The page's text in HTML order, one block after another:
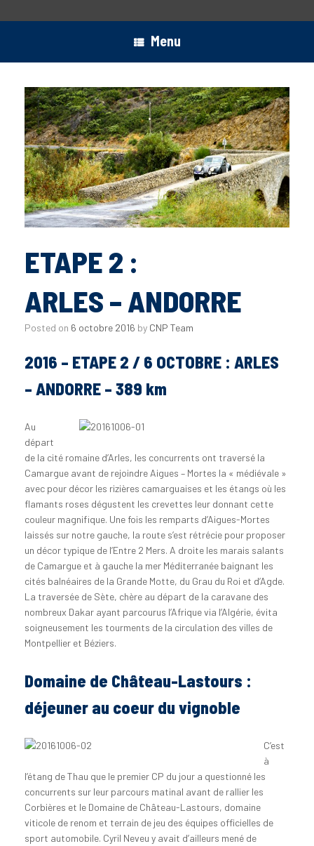
Menu
ETAPE 2 :
ARLES – ANDORRE
Posted on 6 octobre 2016 by CNP Team
2016 – ETAPE 2 / 6 OCTOBRE : ARLES
– ANDORRE – 389 km
Au
départ
de la cité romaine d’Arles, les concurrents ont traversé la
Camargue avant de rejoindre Aigues – Mortes la « médiévale »
avec pour décor les rizières camarguaises et les étangs où les
flamants roses dégustent les crevettes leur donnant cette
couleur magnifique. Une fois les remparts d’Aigues-Mortes
laissés sur notre gauche, la route s’est rétrécie pour proposer
un décor typique de l’Entre 2 Mers. A droite les marais salants
de Camargue et à gauche la mer Méditerranée baignant les
cités balnéaires de la Grande Motte, du Grau du Roi et d’Agde.
La traversée de Sète, chère au départ de la caravane des
nombreux Dakar ayant parcourus l’Afrique via l’Algérie, évita
soigneusement les tourments de la circulation des villes de
Montpellier et Béziers.
Domaine de Château-Lastours :
déjeuner au coeur du vignoble
C’est
à
l’étang de Thau que le premier CP du jour a questionné les
concurrents sur leur parcours matinal avant de rallier les
Corbières et le Domaine de Château-Lastours, domaine
viticole de renom et terrain de jeu des équipes officielles de
sport automobile. Cyril Neveu y avait d’ailleurs mené de